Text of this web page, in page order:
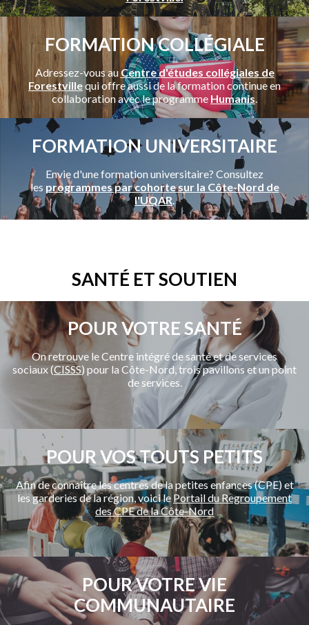
FORMATION COLLÉGIALE
Adressez-vous au Centre d'études collégiales de
Forestvillequi offre aussi de la formation continue en
collaboration avec le programme Humanis.
FORMATION UNIVERSITAIRE
Envie d'une formation universitaire? Consultez
les programmes par cohorte sur la Côte-Nord de
l'UQAR.
SANTÉ ET SOUTIEN
POUR VOTRE SANTÉ
On retrouve le Centre intégré de santé et de services
sociaux (CISSS) pour la Côte-Nord, trois pavillons et un point
de services.
POUR VOS TOUTS PETITS
Afin de connaître les centres de la petites enfances (CPE) et
les garderies de la région, voici le Portail du Regroupement
des CPE de la Côte-Nord
POUR VOTRE VIE
COMMUNAUTAIRE